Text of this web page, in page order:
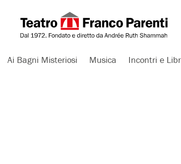
Ai Bagni Misteriosi Musica Incontri e